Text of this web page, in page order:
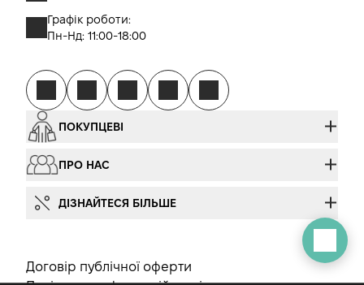
Графік роботи:
Пн-Нд: 11:00-18:00
ПОКУПЦЕВІ
ПРО НАС
ДІЗНАЙТЕСЯ БІЛЬШЕ
Договір публічної оферти